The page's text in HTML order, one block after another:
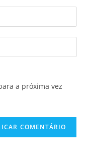
a próxima vez